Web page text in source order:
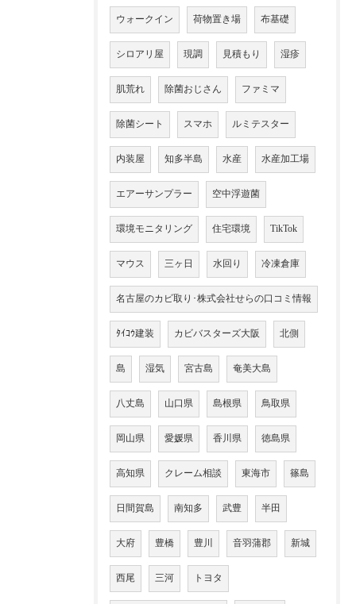
ウォークイン 荷物置き場 布基礎
シロアリ屋 現調 見積もり 湿疹
肌荒れ 除菌おじさん ファミマ
除菌シート スマホ ルミテスター
内装屋 知多半島 水産 水産加工場
エアーサンプラー 空中浮遊菌
環境モニタリング 住宅環境 TikTok
マウス 三ヶ日 水回り 冷凍倉庫
名古屋のカビ取り･株式会社せらの口コミ情報
ﾀｲｺｳ建装 カビバスターズ大阪 北側
島 湿気 宮古島 奄美大島
八丈島 山口県 島根県 鳥取県
岡山県 愛媛県 香川県 徳島県
高知県 クレーム相談 東海市 篠島
日間賀島 南知多 武豊 半田
大府 豊橋 豊川 音羽蒲郡 新城
西尾 三河 トヨタ